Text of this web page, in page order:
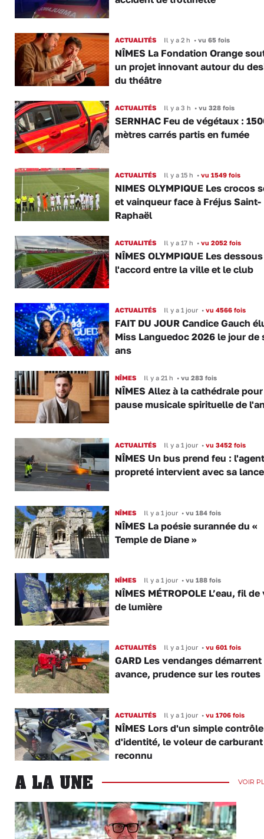
ACTUALITÉS Il y a 2 h •vu 65 fois
NÎMES La Fondation Orange
un projet innovant autour du
du théâtre
ACTUALITÉS Il y a 3 h •vu 328 fois
SERNHAC Feu de végétaux :
mètres carrés partis en fumée
ACTUALITÉS Il y a 15 h •vu 1549 fois
NIMES OLYMPIQUE Les crocos
et vainqueur face à Fréjus Saint-
Raphaël
ACTUALITÉS Il y a 17 h •vu 2052 fois
NÎMES OLYMPIQUE Les
l'accord entre la ville et le club
ACTUALITÉS Il y a 1 jour •vu 4566 fois
FAIT DU JOUR Candice Gauch
Miss Languedoc 2026 le jour de
ans
NÎMES Il y a 21 h •vu 283 fois
NÎMES Allez à la cathédrale
pause musicale spirituelle de
ACTUALITÉS Il y a 1 jour •vu 3452 fois
NÎMES Un bus prend feu :
propreté intervient avec sa lance
NÎMES Il y a 1 jour •vu 184 fois
NÎMES La poésie surannée du «
Temple de Diane »
NÎMES Il y a 1 jour •vu 188 fois
NÎMES MÉTROPOLE L’eau, fil de
de lumière
ACTUALITÉS Il y a 1 jour •vu 601 fois
GARD Les vendanges démarrent
avance, prudence sur les routes
ACTUALITÉS Il y a 1 jour •vu 1706 fois
NÎMES Lors d'un simple contrôle
d'identité, le voleur de
reconnu
A LA UNE VOIR